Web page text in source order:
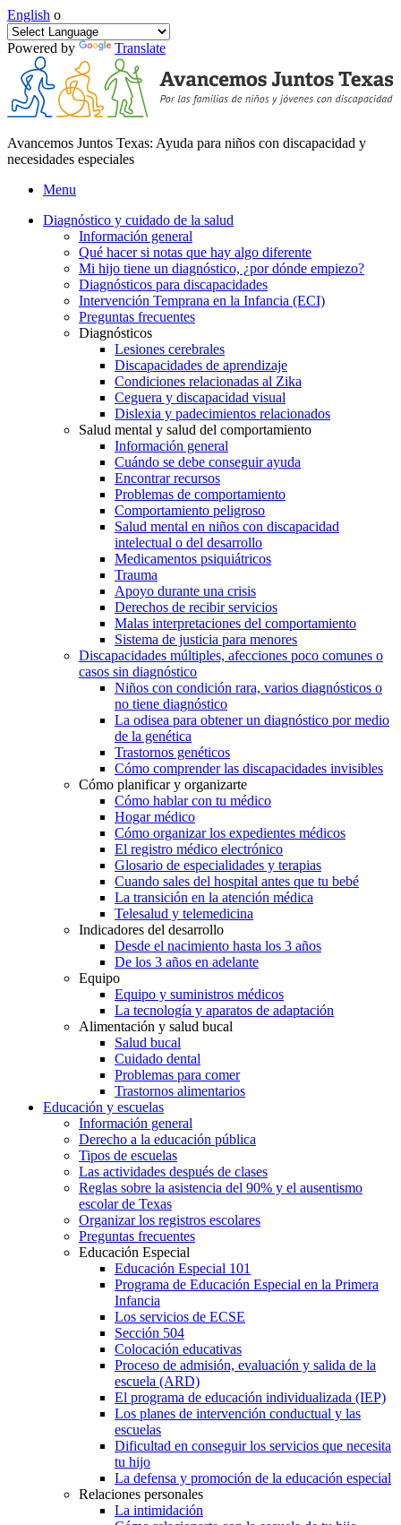
English o
Powered by Translate
Avancemos Juntos Texas: Ayuda para niños con discapacidad y
necesidades especiales
Menu
Diagnóstico y cuidado de la salud
Información general
Qué hacer si notas que hay algo diferente
Mi hijo tiene un diagnóstico, ¿por dónde empiezo?
Diagnósticos para discapacidades
Intervención Temprana en la Infancia (ECI)
Preguntas frecuentes
Diagnósticos
Lesiones cerebrales
Discapacidades de aprendizaje
Condiciones relacionadas al Zika
Ceguera y discapacidad visual
Dislexia y padecimientos relacionados
Salud mental y salud del comportamiento
Información general
Cuándo se debe conseguir ayuda
Encontrar recursos
Problemas de comportamiento
Comportamiento peligroso
Salud mental en niños con discapacidad
intelectual o del desarrollo
Medicamentos psiquiátricos
Trauma
Apoyo durante una crisis
Derechos de recibir servicios
Malas interpretaciones del comportamiento
Sistema de justicia para menores
Discapacidades múltiples, afecciones poco comunes o
casos sin diagnóstico
Niños con condición rara, varios diagnósticos o
no tiene diagnóstico
La odisea para obtener un diagnóstico por medio
de la genética
Trastornos genéticos
Cómo comprender las discapacidades invisibles
Cómo planificar y organizarte
Cómo hablar con tu médico
Hogar médico
Cómo organizar los expedientes médicos
El registro médico electrónico
Glosario de especialidades y terapias
Cuando sales del hospital antes que tu bebé
La transición en la atención médica
Telesalud y telemedicina
Indicadores del desarrollo
Desde el nacimiento hasta los 3 años
De los 3 años en adelante
Equipo
Equipo y suministros médicos
La tecnología y aparatos de adaptación
Alimentación y salud bucal
Salud bucal
Cuidado dental
Problemas para comer
Trastornos alimentarios
Educación y escuelas
Información general
Derecho a la educación pública
Tipos de escuelas
Las actividades después de clases
Reglas sobre la asistencia del 90% y el ausentismo
escolar de Texas
Organizar los registros escolares
Preguntas frecuentes
Educación Especial
Educación Especial 101
Programa de Educación Especial en la Primera
Infancia
Los servicios de ECSE
Sección 504
Colocación educativas
Proceso de admisión, evaluación y salida de la
escuela (ARD)
El programa de educación individualizada (IEP)
Los planes de intervención conductual y las
escuelas
Dificultad en conseguir los servicios que necesita
tu hijo
La defensa y promoción de la educación especial
Relaciones personales
La intimidación